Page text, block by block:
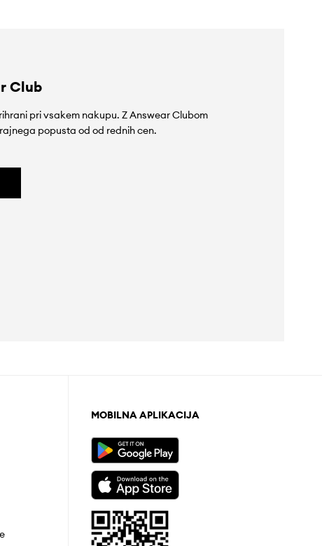
Club
pri vsakem nakupu. Z Answear Clubom
popusta od od rednih cen.
MOBILNA APLIKACIJA